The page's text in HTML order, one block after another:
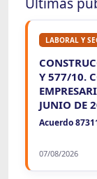
Últimas
LABORAL Y
Y 577/10.
JUNIO DE
Acuerdo
07/08/2026